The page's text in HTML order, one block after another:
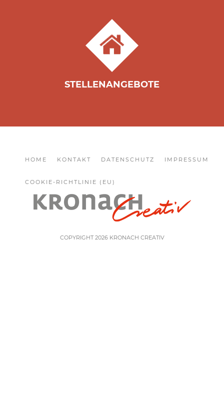
STELLENANGEBOTE
HOME KONTAKT DATENSCHUTZ IMPRESSUM
COOKIE-RICHTLINIE (EU)
COPYRIGHT 2026 KRONACH CREATIV